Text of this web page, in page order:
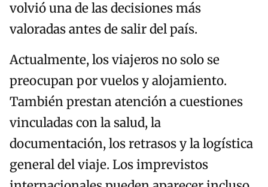
volvió una de las decisiones más
valoradas antes de salir del país.
Actualmente, los viajeros no solo se
preocupan por vuelos y alojamiento.
También prestan atención a cuestiones
vinculadas con la salud, la
documentación, los retrasos y la logística
general del viaje. Los imprevistos